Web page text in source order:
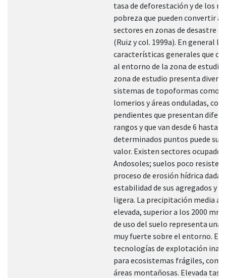
tasa de deforestación y de los
pobreza que pueden convertir a
sectores en zonas de desastre
(Ruiz y col. 1999a). En general las
características generales que
al entorno de la zona de estudio
zona de estudio presenta
sistemas de topoformas como
lomerios y áreas onduladas, con
pendientes que presentan
rangos y que van desde 6 hasta
determinados puntos puede
valor. Existen sectores
Andosoles; suelos poco
proceso de erosión hídrica dada
estabilidad de sus agregados y
ligera. La precipitación media
elevada, superior a los 2000
de uso del suelo representa una
muy fuerte sobre el entorno.
tecnologías de explotación
para ecosistemas frágiles,
áreas montañosas. Elevada tasa